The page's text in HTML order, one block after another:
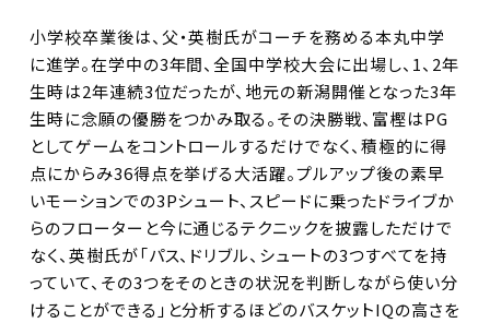
小学校卒業後は、父・英樹氏がコーチを務める本丸中学
に進学。在学中の3年間、全国中学校大会に出場し、1、2年
生時は2年連続3位だったが、地元の新潟開催となった3年
生時に念願の優勝をつかみ取る。その決勝戦、富樫はPG
としてゲームをコントロールするだけでなく、積極的に得
点にからみ36得点を挙げる大活躍。プルアップ後の素早
いモーションでの3Pシュート、スピードに乗ったドライブか
らのフローターと今に通じるテクニックを披露しただけで
なく、英樹氏が「パス、ドリブル、シュートの3つすべてを持
っていて、その3つをそのときの状況を判断しながら使い分
けることができる」と分析するほどのバスケットIQの高さを